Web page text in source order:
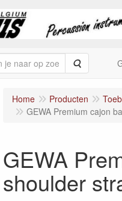
Zoeken
Home Producten
GEWA Premium cajon
GEWA
shoulder